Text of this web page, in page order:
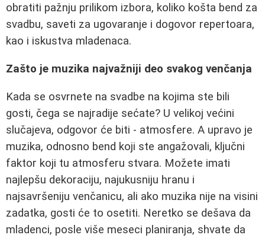
obratiti pažnju prilikom izbora, koliko košta bend za
svadbu, saveti za ugovaranje i dogovor repertoara,
kao i iskustva mladenaca.
Zašto je muzika najvažniji deo svakog venčanja
Kada se osvrnete na svadbe na kojima ste bili
gosti, čega se najradije sećate? U velikoj većini
slučajeva, odgovor će biti - atmosfere. A upravo je
muzika, odnosno bend koji ste angažovali, ključni
faktor koji tu atmosferu stvara. Možete imati
najlepšu dekoraciju, najukusniju hranu i
najsavršeniju venčanicu, ali ako muzika nije na visini
zadatka, gosti će to osetiti. Neretko se dešava da
mladenci, posle više meseci planiranja, shvate da